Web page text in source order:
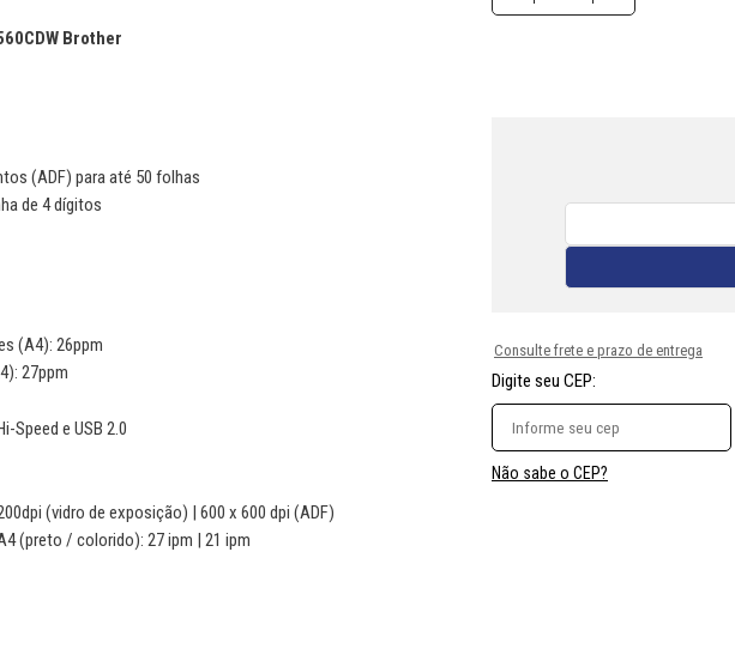
Brother
(ADF) para até 50 folhas
de 4 dígitos
(A4): 26ppm
27ppm
Speed e USB 2.0
(vidro de exposição) | 600 x 600 dpi (ADF)
(preto / colorido): 27 ipm | 21 ipm
Consulte frete e prazo de entrega
Digite seu CEP:
Não sabe o CEP?